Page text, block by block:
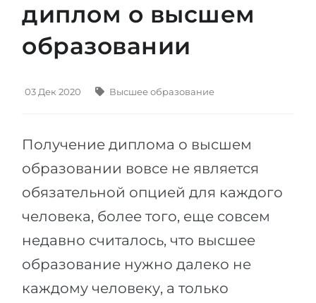
Языковая виза
ШТУДИЕНКОЛЛЕГ
Штудиенколлеги
Курсы штудиенколлег
Подготовка к вузу
Подготовка к штудиенколлег
Специальные курсы
Математика
Портфолио
ГЕОГРАФИЯ
Земли
Штудиенколлег
Магистратура
Школы 12 классов (NIS)
Колледжа
IB-Diploma
1 курса
2-3 курса
Бакалавриата
диплом о высшем
образовании
03 Дек 2020 Высшее образование
Получение диплома о высшем
образовании вовсе не является
обязательной опцией для каждого
человека, более того, еще совсем
недавно считалось, что высшее
образование нужно далеко не
каждому человеку, а только